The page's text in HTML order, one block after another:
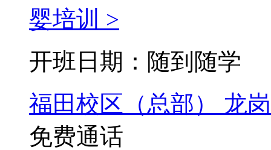
婴培训 >
开班日期：随到随学
福田校区（总部）
龙
免费通话